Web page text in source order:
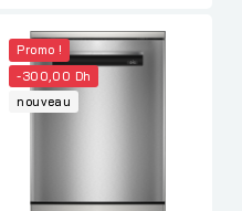
Promo !
-300,00 Dh
nouveau